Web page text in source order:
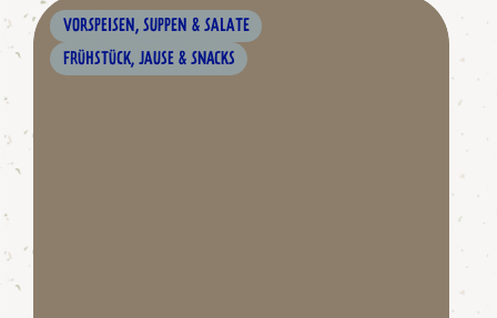
VORSPEISEN, SUPPEN & SALATE
FRÜHSTÜCK, JAUSE & SNACKS